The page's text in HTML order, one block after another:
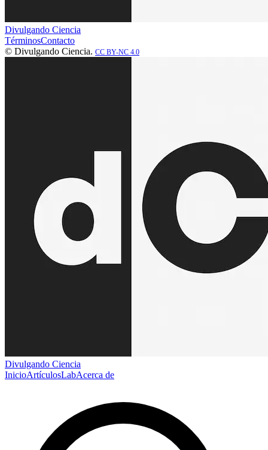
Divulgando Ciencia
TérminosContacto
© Divulgando Ciencia. CC BY-NC 4.0
Divulgando Ciencia
InicioArtículosLabAcerca de